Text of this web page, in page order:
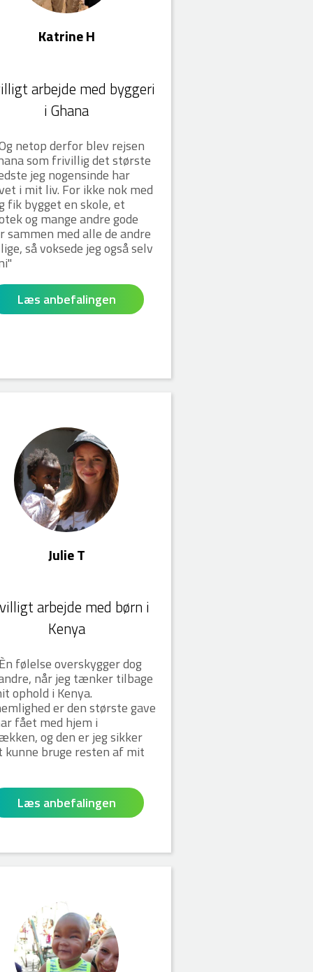
Katrine H
arbejde med byggeri
i Ghana
netop derfor blev rejsen
som frivillig det største
jeg nogensinde har
i mit liv. For ikke nok med
fik bygget en skole, et
og mange andre gode
sammen med alle de andre
så voksede jeg også selv
Læs anbefalingen
Julie T
arbejde med børn i
Kenya
følelse overskygger dog
når jeg tænker tilbage
ophold i Kenya.
er den største gave
fået med hjem i
og den er jeg sikker
kunne bruge resten af mit
Læs anbefalingen